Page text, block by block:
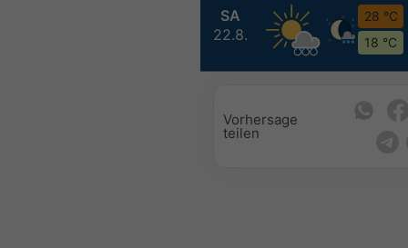
SA
22.8.
28 °C
18 °C
Vorhersage
teilen